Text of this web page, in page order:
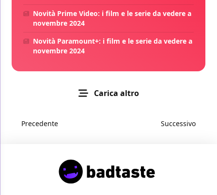
Novità Prime Video: i film e le serie da vedere a
novembre 2024
Novità Paramount+: i film e le serie da vedere a
novembre 2024
Carica altro
Precedente Successivo